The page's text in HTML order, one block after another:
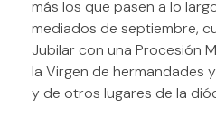
más los que pasen a lo
mediados de septiembre,
Jubilar con una Procesión
la Virgen de hermandades
y de otros lugares de la